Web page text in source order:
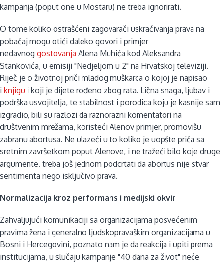
kampanja (poput one u Mostaru) ne treba ignorirati.
O tome koliko ostrašćeni zagovarači uskraćivanja prava na
pobačaj mogu otići daleko govori i primjer
nedavnog gostovanja Alena Muhića kod Aleksandra
Stankovića, u emisiji "Nedjeljom u 2" na Hrvatskoj televiziji.
Riječ je o životnoj priči mladog muškarca o kojoj je napisao
i knjigu i koji je dijete rođeno zbog rata. Lična snaga, ljubav i
podrška usvojitelja, te stabilnost i porodica koju je kasnije sam
izgradio, bili su razlozi da raznorazni komentatori na
društvenim mrežama, koristeći Alenov primjer, promovišu
zabranu abortusa. Ne ulazeći u to koliko je uopšte priča sa
sretnim završetkom poput Alenove, i ne tražeći bilo koje druge
argumente, treba još jednom podcrtati da abortus nije stvar
sentimenta nego isključivo prava.
Normalizacija kroz performans i medijski okvir
Zahvaljujući komunikaciji sa organizacijama posvećenim
pravima žena i generalno ljudskopravaškim organizacijama u
Bosni i Hercegovini, poznato nam je da reakcija i upiti prema
institucijama, u slučaju kampanje "40 dana za život" neće